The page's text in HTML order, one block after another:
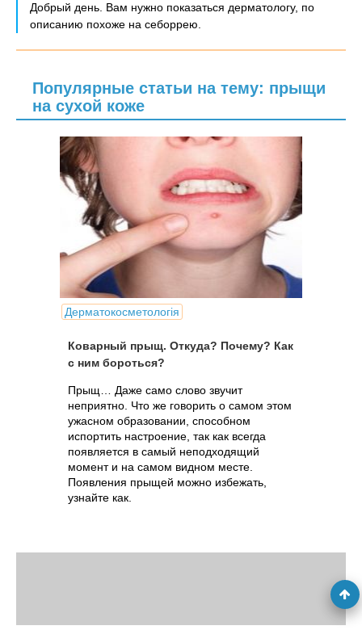
Добрый день. Вам нужно показаться дерматологу, по
описанию похоже на себоррею.
Популярные статьи на тему: прыщи
на сухой коже
Дерматокосметологія
Коварный прыщ. Откуда? Почему? Как
с ним бороться?
Прыщ… Даже само слово звучит
неприятно. Что же говорить о самом этом
ужасном образовании, способном
испортить настроение, так как всегда
появляется в самый неподходящий
момент и на самом видном месте.
Появления прыщей можно избежать,
узнайте как.